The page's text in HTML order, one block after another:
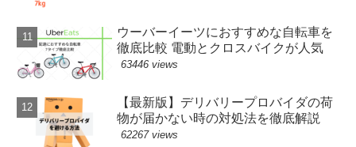
ウーバーイーツにおすすめな自転車を
徹底比較 電動とクロスバイクが人気
63446 views
【最新版】デリバリープロバイダの荷
物が届かない時の対処法を徹底解説
62267 views